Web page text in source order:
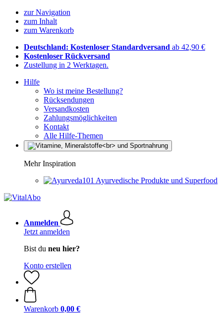
zur Navigation
zum Inhalt
zum Warenkorb
Deutschland: Kostenloser Standardversand ab 42,90 €
Kostenloser Rückversand
Zustellung in 2 Werktagen.
Hilfe
Wo ist meine Bestellung?
Rücksendungen
Versandkosten
Zahlungsmöglichkeiten
Kontakt
Alle Hilfe-Themen
Mehr Inspiration
Ayurvedische Produkte und Superfood
Anmelden
Jetzt anmelden
Bist du neu hier?
Konto erstellen
Warenkorb 0,00 €